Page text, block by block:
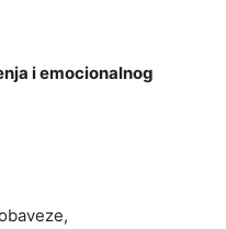
i emocionalnog